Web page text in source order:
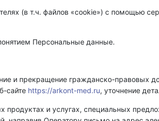
(в т.ч. файлов «cookie») с помощью
Персональные данные.
и прекращение гражданско-правовых
сайте https://arkont-med.ru, уточнение
и услугах, специальных